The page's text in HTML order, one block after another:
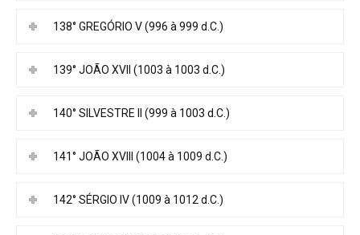
138° GREGÓRIO V (996 à 999 d.C.)
139° JOÃO XVII (1003 à 1003 d.C.)
140° SILVESTRE II (999 à 1003 d.C.)
141° JOÃO XVIII (1004 à 1009 d.C.)
142° SÉRGIO IV (1009 à 1012 d.C.)